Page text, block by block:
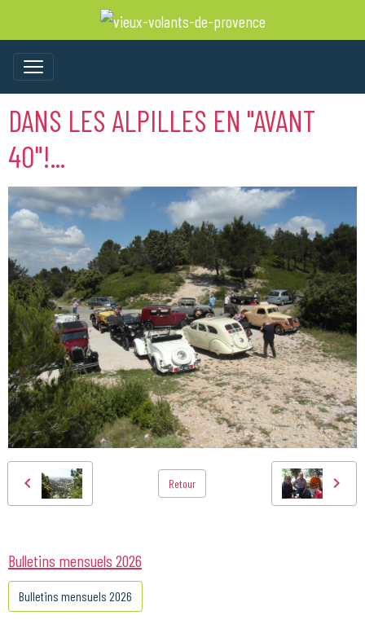
DANS LES ALPILLES EN "AVANT
40"!...
Retour
Bulletins mensuels 2026
Bulletins mensuels 2026